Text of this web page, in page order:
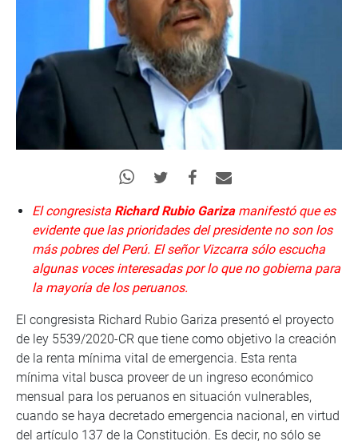
El congresista Richard Rubio Garizamanifestó que es
evidente que las prioridades del presidente no son los
más pobres del Perú. El señor Vizcarra sólo escucha
algunas voces interesadas por lo que no gobierna para
la mayoría de los peruanos.
El congresista Richard Rubio Gariza presentó el proyecto
de ley 5539/2020-CR que tiene como objetivo la creación
de la renta mínima vital de emergencia. Esta renta
mínima vital busca proveer de un ingreso económico
mensual para los peruanos en situación vulnerables,
cuando se haya decretado emergencia nacional, en virtud
del artículo 137 de la Constitución. Es decir, no sólo se